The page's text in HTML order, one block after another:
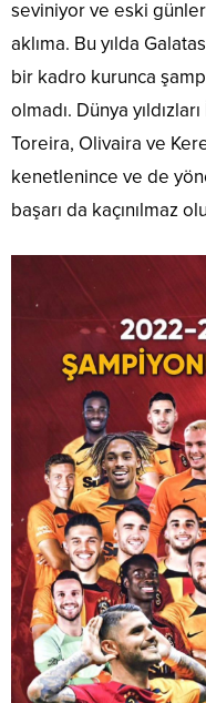
seviniyor ve eski
aklıma. Bu yılda
bir kadro kurunca
olmadı. Dünya
Toreira, Olivaira ve
kenetlenince ve de
başarı da kaçınılmaz